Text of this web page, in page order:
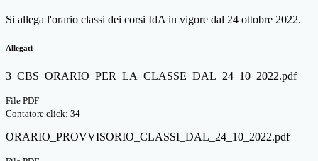
Si allega l'orario classi dei corsi IdA in vigore dal 24 ottobre 2022.
Allegati
3_CBS_ORARIO_PER_LA_CLASSE_DAL_24_10_2022.pdf
File PDF
Contatore click: 34
ORARIO_PROVVISORIO_CLASSI_DAL_24_10_2022.pdf